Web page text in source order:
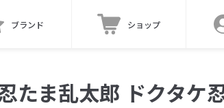
ブランド ショップ
たま乱太郎 ドクタケ